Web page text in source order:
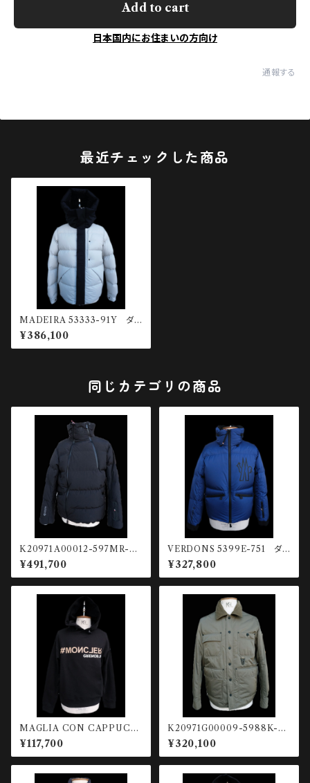
Add to cart
日本国内にお住まいの方向け
通報する
最近チェックした商品
MADEIRA 53333-91Y ダウ
ンジャケット
¥386,100
同じカテゴリの商品
K20971A00012-597MR-99
9 ULUGURU ラミネート断熱
スキージャケット
¥491,700
VERDONS 5399E-751 ダウ
ンジャケット
¥327,800
MAGLIA CON CAPPUCC
CIO 80451-999
¥117,700
K20971G00009-5988K-82
3 Waterton ダウンフィールド
ジャケット
¥320,100